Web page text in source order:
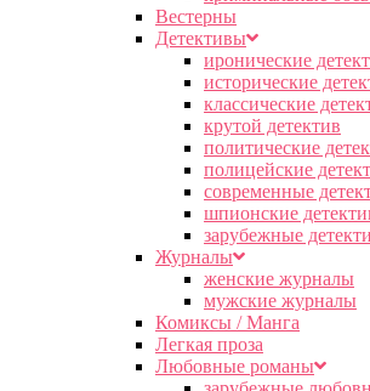
Вестерны
Детективы
иронические
исторические
классические
крутой детектив
политические
полицейские
современные
шпионские
зарубежные
Журналы
женские журналы
мужские журналы
Комиксы / Манга
Легкая проза
Любовные романы